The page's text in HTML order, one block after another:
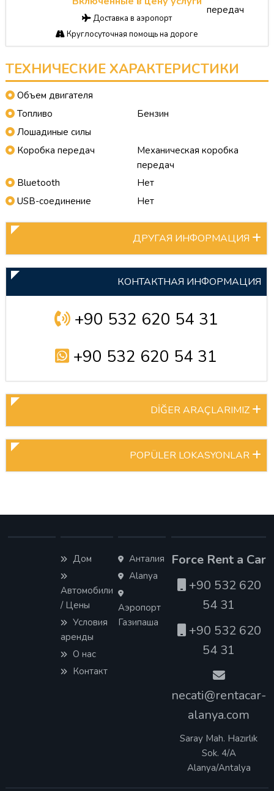
передач
Доставка в аэропорт
Круглосуточная помощь на дороге
ТЕХНИЧЕСКИЕ ХАРАКТЕРИСТИКИ
Объем двигателя
Топливо
Бензин
Лошадиные силы
Коробка передач
Механическая коробка
передач
Bluetooth
Нет
USB-соединение
Нет
ДРУГАЯ ИНФОРМАЦИЯ
КОНТАКТНАЯ ИНФОРМАЦИЯ
+90 532 620 54 31
+90 532 620 54 31
DİĞER ARAÇLARIMIZ
POPÜLER LOKASYONLAR
Дом
Автомобили
/ Цены
Условия
аренды
О нас
Контакт
Анталия
Alanya
Аэропорт
Газипаша
Force Rent a Car
+90 532 620
54 31
+90 532 620
54 31
necati@rentacar-
alanya.com
Saray Mah. Hazırlık
Sok. 4/A
Alanya/Antalya